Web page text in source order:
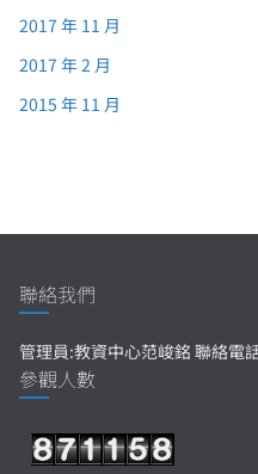
2017 年 11 月
2017 年 2 月
2015 年 11 月
聯絡我們
管理員:教資中心范峻銘 聯絡電
參觀人數